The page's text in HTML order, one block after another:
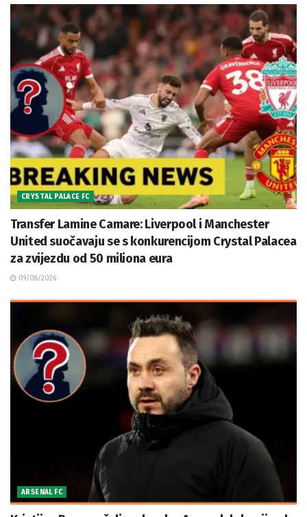
CRYSTAL PALACE FC
Transfer Lamine Camare: Liverpool i Manchester
United suočavaju se s konkurencijom Crystal Palacea
za zvijezdu od 50 miliona eura
09/08/2026
ARSENAL FC